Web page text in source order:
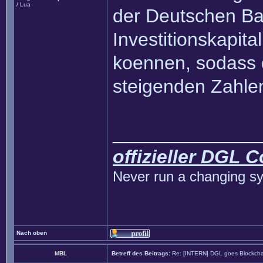
/ Lua
der Deutschen
koennen, sodass
steigenden
offizieller DGL
Never run a changing
Nach oben
MBL Betreff des Beitrags: Re: [INTERN] DGL goes